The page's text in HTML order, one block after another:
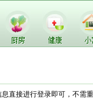
直接进行登录即可，不需